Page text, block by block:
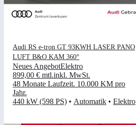
Audi RS e-tron GT 93KWH LASER PANO
LUFT B&O KAM 360°
Neues AngebotElektro
899,00 € mtl.inkl. MwSt.
48 Monate Laufzeit. 10.000 KM pro
Jahr.
440 kW (598 PS) • Automatik • Elektro